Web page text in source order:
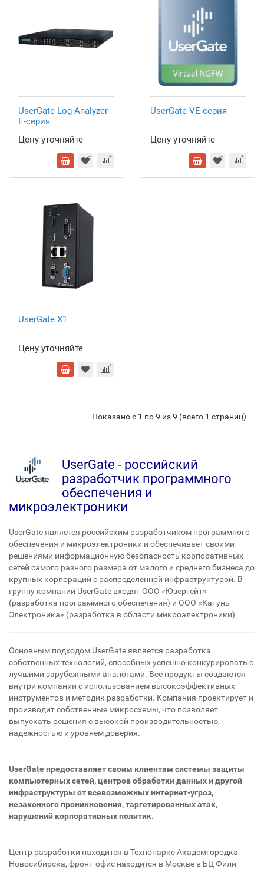
UserGate Log Analyzer
Е-серия
Цену уточняйте
UserGate VE-серия
Цену уточняйте
UserGate X1
Цену уточняйте
Показано с 1 по 9 из 9 (всего 1 страниц)
UserGate - российский
разработчик программного
обеспечения и
микроэлектроники
UserGate является российским разработчиком программного
обеспечения и микроэлектроники и обеспечивает своими
решениями информационную безопасность корпоративных
сетей самого разного размера от малого и среднего бизнеса до
крупных корпораций с распределенной инфраструктурой. В
группу компаний UserGate входят ООО «Юзергейт»
(разработка программного обеспечения) и ООО «Катунь
Электроника» (разработка в области микроэлектроники).
Основным подходом UserGate является разработка
собственных технологий, способных успешно конкурировать с
лучшими зарубежными аналогами. Все продукты создаются
внутри компании с использованием высокоэффективных
инструментов и методик разработки. Компания проектирует и
производит собственные микросхемы, что позволяет
выпускать решения с высокой производительностью,
надежностью и уровнем доверия.
UserGate предоставляет своим клиентам системы защиты
компьютерных сетей, центров обработки данных и другой
инфраструктуры от всевозможных интернет-угроз,
незаконного проникновения, таргетированных атак,
нарушений корпоративных политик.
Центр разработки находится в Технопарке Академгородка
Новосибирска, фронт-офис находится в Москве в БЦ Фили